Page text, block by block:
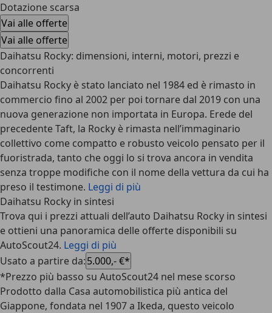
Dotazione scarsa
Vai alle offerte
Vai alle offerte
Daihatsu Rocky: dimensioni, interni, motori, prezzi e
concorrenti
Daihatsu Rocky è stato lanciato nel 1984 ed è rimasto in
commercio fino al 2002 per poi tornare dal 2019 con una
nuova generazione non importata in Europa. Erede del
precedente Taft, la Rocky è rimasta nell’immaginario
collettivo come compatto e robusto veicolo pensato per il
fuoristrada, tanto che oggi lo si trova ancora in vendita
senza troppe modifiche con il nome della vettura da cui ha
preso il testimone. Leggi di più
Daihatsu Rocky in sintesi
Trova qui i prezzi attuali dell’auto Daihatsu Rocky in sintesi
e ottieni una panoramica delle offerte disponibili su
AutoScout24. Leggi di più
Usato a partire da:5.000,- €*
*Prezzo più basso su AutoScout24 nel mese scorso
Prodotto dalla Casa automobilistica più antica del
Giappone, fondata nel 1907 a Ikeda, questo veicolo